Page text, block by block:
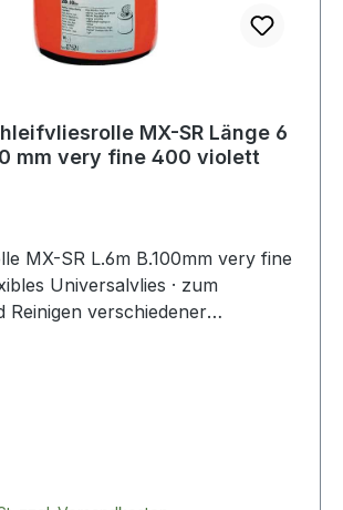
MX-SR Länge 6
mm very fine 400 violett
MX-SR L.6m B.100mm very fine
Universalvlies · zum
Reinigen verschiedener